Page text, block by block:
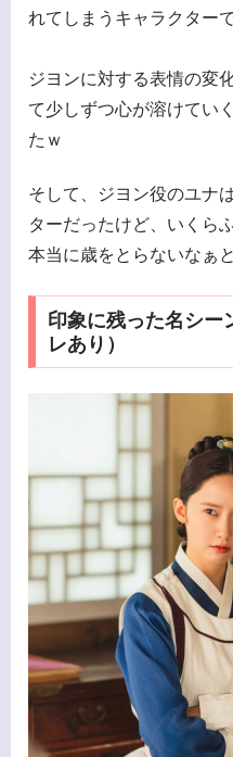
れてしまうキャラクターで
ジヨンに対する表情の変
て少しずつ心が溶けてい
たｗ
そして、ジヨン役のユナ
ターだったけど、いくら
本当に歳をとらないなぁ
印象に残った名シー
レあり）